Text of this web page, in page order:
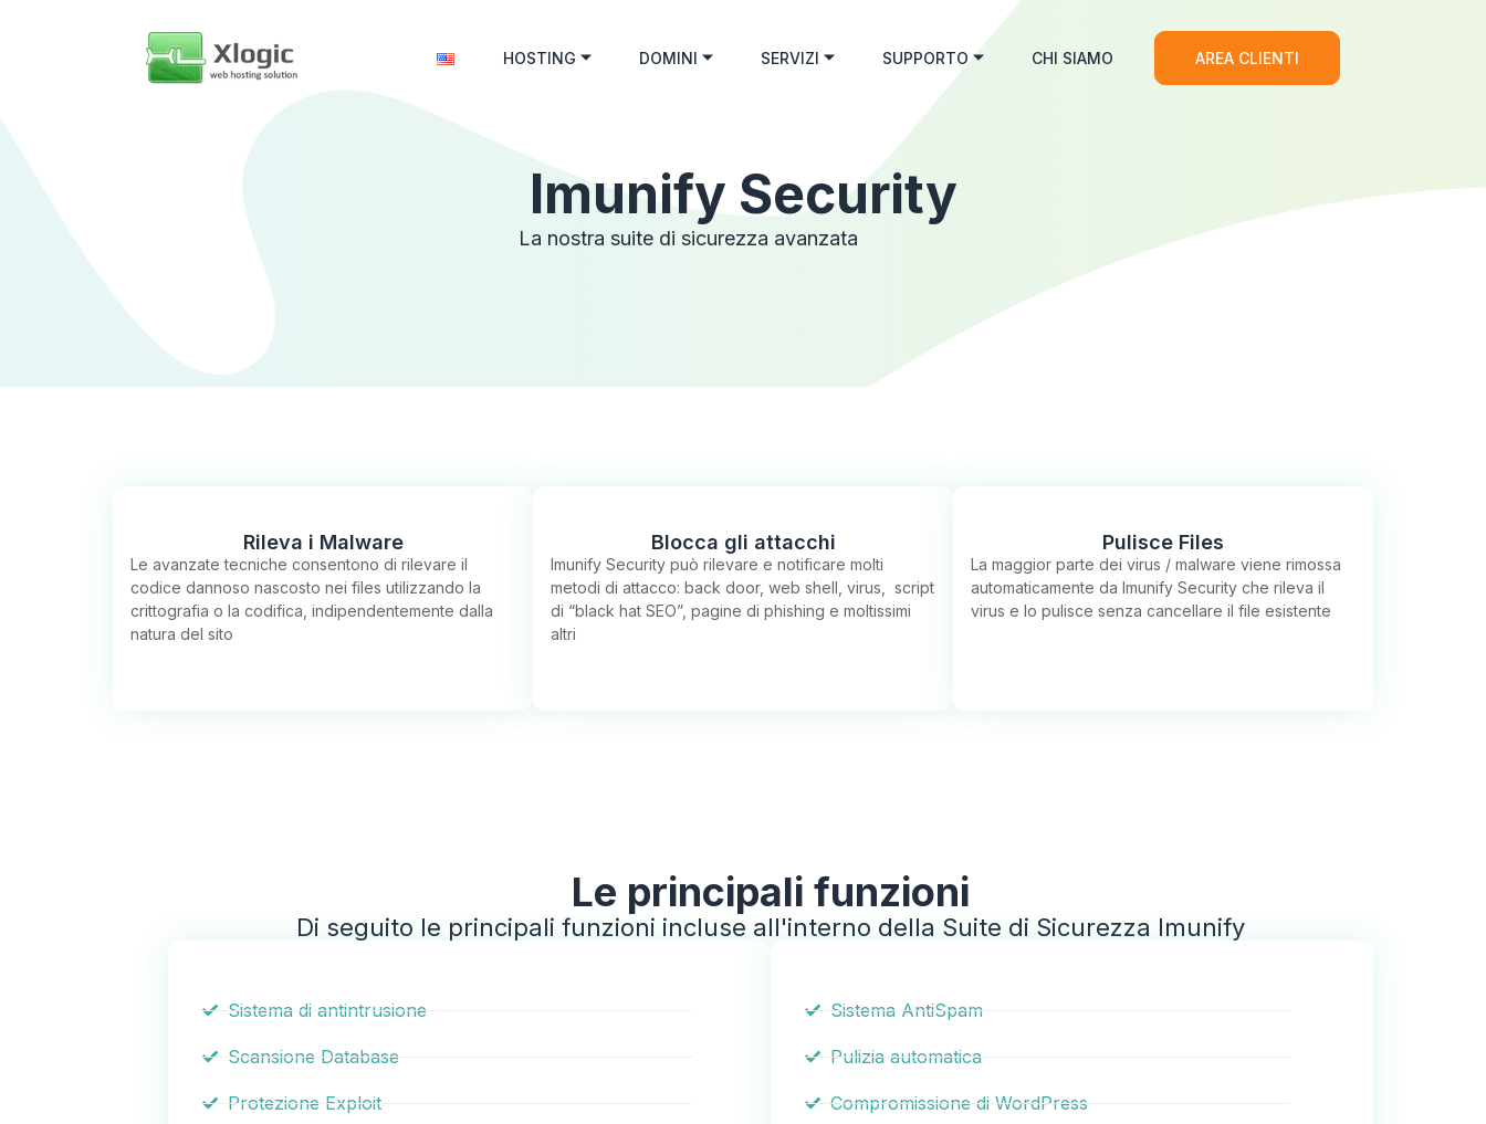
HOSTING DOMINI SERVIZI SUPPORTO CHI SIAMO AREA CLIENTI
Imunify Security
La nostra suite di sicurezza avanzata
Rileva i Malware
Le avanzate tecniche consentono di rilevare il
codice dannoso nascosto nei files utilizzando la
crittografia o la codifica, indipendentemente dalla
natura del sito
Blocca gli attacchi
Imunify Security può rilevare e notificare molti
metodi di attacco: back door, web shell, virus, script
di “black hat SEO”, pagine di phishing e moltissimi
altri
Pulisce Files
La maggior parte dei virus / malware viene rimossa
automaticamente da Imunify Security che rileva il
virus e lo pulisce senza cancellare il file esistente
Le principali funzioni
Di seguito le principali funzioni incluse all'interno della Suite di Sicurezza Imunify
Sistema di antintrusione
Scansione Database
Protezione Exploit
Sistema AntiSpam
Pulizia automatica
Compromissione di WordPress